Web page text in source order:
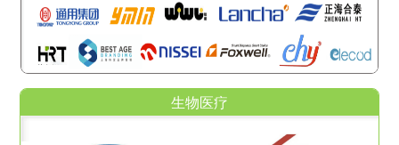
生物医疗